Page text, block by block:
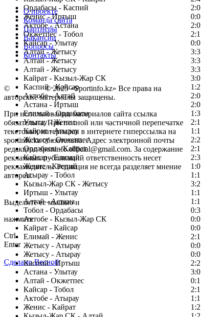
Ордабасы - Каспий
2:0
Женис - Иртыш
0:0
Актобе - Астана
2:0
Окжетпес - Тобол
2:1
Кайсар - Улытау
0:0
Алтай - Жетысу
3:3
Алтай - Жетысу
3:3
Алтай - Жетысу
3:3
Кайрат - Кызыл-Жар СК
3:0
Каспий - Кайсар
1:2
Актобе - Алтай
2:0
Астана - Иртыш
2:0
Елимай - Ордабасы
1:3
Улытау - Женис
2:1
Кайрат - Атырау
1:1
Жетысу - Окжетпес
2:2
Ордабасы - Кайрат
2:1
Кайсар - Елимай
2:3
Женис - Каспий
1:0
Атырау - Тобол
1:1
Кызыл-Жар СК - Жетысу
3:2
Иртыш - Улытау
1:1
Алтай - Астана
1:1
Тобол - Ордабасы
0:3
Актобе - Кызыл-Жар СК
0:0
Кайрат - Кайсар
0:0
Елимай - Женис
2:1
Жетысу - Атырау
0:0
Жетысу - Атырау
0:0
Каспий - Иртыш
2:2
Астана - Улытау
3:0
Алтай - Окжетпес
0:1
Кайсар - Тобол
2:1
Актобе - Атырау
1:1
Женис - Кайрат
1:2
О проекте
Команда сайта
Партнеры
Вакансии
Вопросы
Контакты
© Copyright© 2025 «Sportinfo.kz» Все права на
авторские материалы защищены.
При использовании материалов сайта ссылка
обязательна. При полной или частичной перепечатке
текстовых материалов в интернете гиперссылка на
sportinfo.kz обязательна. Адрес электронной почты
редакции: sportinfo.official@gmail.com. За содержание
рекламных публикаций ответственность несет
рекламодатель. Редакция не всегда разделяет мнение
авторов.
Заметили ошибку в тексте?
Выделите ее мышью и
нажмите
Ctrl
Enter
Сделано Весной